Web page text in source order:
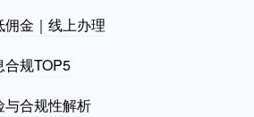
金｜线上办理
合规TOP5
与合规性解析